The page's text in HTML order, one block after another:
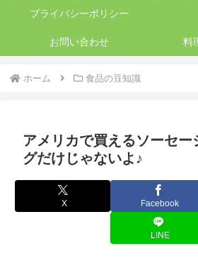
プライバシーポリシー
お問い合わせ 料
ホーム 食品の豆知識
アメリカで買えるソーセー
グだけじゃないよ♪
X Facebook
LINE